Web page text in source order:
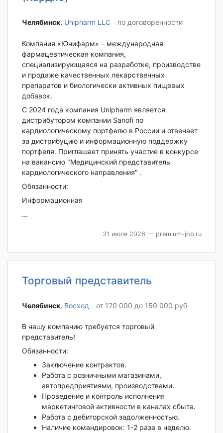
Челябинск‎, Unipharm LLC по договоренности
Компания «Юнифарм» – международная
фармацевтическая компания,
специализирующаяся на разработке, производстве
и продаже качественных лекарственных
препаратов и биологически активных пищевых
добавок.
С 2024 года компания Unipharm является
дистрибутором компании Sanofi по
кардиологическому портфелю в России и отвечает
за дистрибуцию и информационную поддержку
портфеля. Приглашает принять участие в конкурсе
на вакансию "Медицинский представитель
кардиологического направления" .
Обязанности:
Информационная
...
31 июля 2026 — premium-job.ru
Торговый представитель
Челябинск‎, Восход от 120 000 до 150 000 руб
В нашу компанию требуется торговый
представитель!
Обязанности:
Заключение контрактов.
Работа с розничными магазинами,
автопредприятиями, производствами.
Проведение и контроль исполнения
маркетинговой активности в каналах сбыта.
Работа с дебиторской задолженностью.
Наличие командировок: 1-2 раза в неделю.